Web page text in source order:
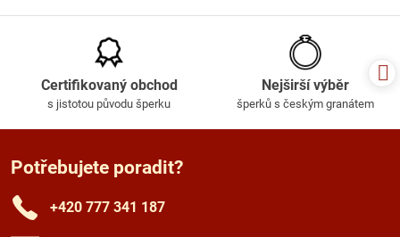
Certifikovaný obchod
s jistotou původu šperku
Nejširší výběr
šperků s českým granátem
Potřebujete poradit?
+420 777 341 187